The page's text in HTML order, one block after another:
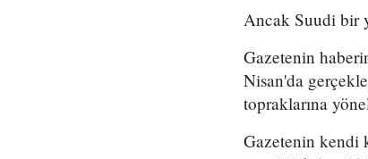
Ancak Suudi bir
Gazetenin
Nisan'da
topraklarına
Gazetenin kendi